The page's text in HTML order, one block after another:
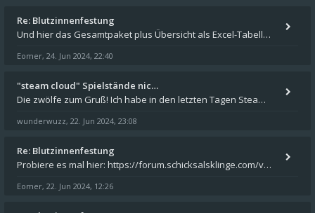
Re: Blutzinnenfestung
Und hier das Gesamtpaket plus Übersicht als Excel-Tabelle: https://forum.schicksalsklinge.com/viewtopic.php?f=239&t=156
Eomer, 24. Jun 2024, 22:40
"steam cloud" Spielstände nic…
Die zwölfe zum Gruß! Ich habe in den letzten Tagen Steam auf meinem Desktop PC mit Windows 11 installiert und über Steam
wunderwuzz, 22. Jun 2024, 23:08
Re: Blutzinnenfestung
Probiere es mal hier: https://forum.schicksalsklinge.com/viewtopic.php?f=239&t=15661
Eomer, 22. Jun 2024, 12:26